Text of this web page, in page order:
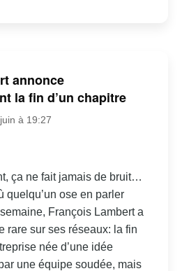
annonce
la fin d’un chapitre
à 19:27
ça ne fait jamais de bruit…
quelqu’un ose en parler
François Lambert a
rare sur ses réseaux: la fin
née d’une idée
une équipe soudée, mais